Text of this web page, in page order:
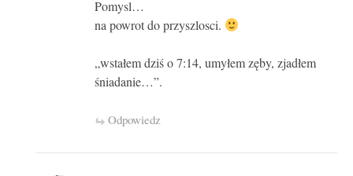
Pomysl…
na powrot do przyszlosci.
„wstałem dziś o 7:14, umyłem zęby, zjadłem
śniadanie…”.
Odpowiedz